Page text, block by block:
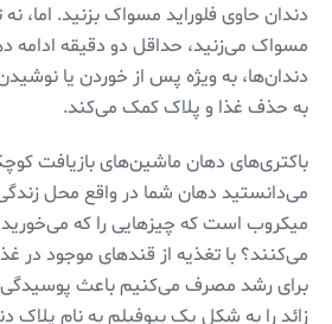
دندان حاوی فلوراید مسواک بزنید. اما، نه
مسواک می‌زنید، حداقل دو دقیقه
دندان‌ها، به ویژه پس از خوردن یا
به حذف غذا و پلاک کمک می‌کند.
باکتری‌های دهان ماشین‌های بازیافت
می‌دانستید دهان شما در واقع محل
میکروب است که چیزهایی را که
می‌کنند؟ با تغذیه از قندهای موجود در
برای رشد مصرف می‌کنیم باعث
زائد را به شکل یک بیوفیلم به نام پلاک